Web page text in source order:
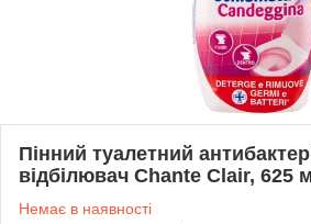
Пінний туалетний
відбілювач Chante Clair, 625
Немає в наявності